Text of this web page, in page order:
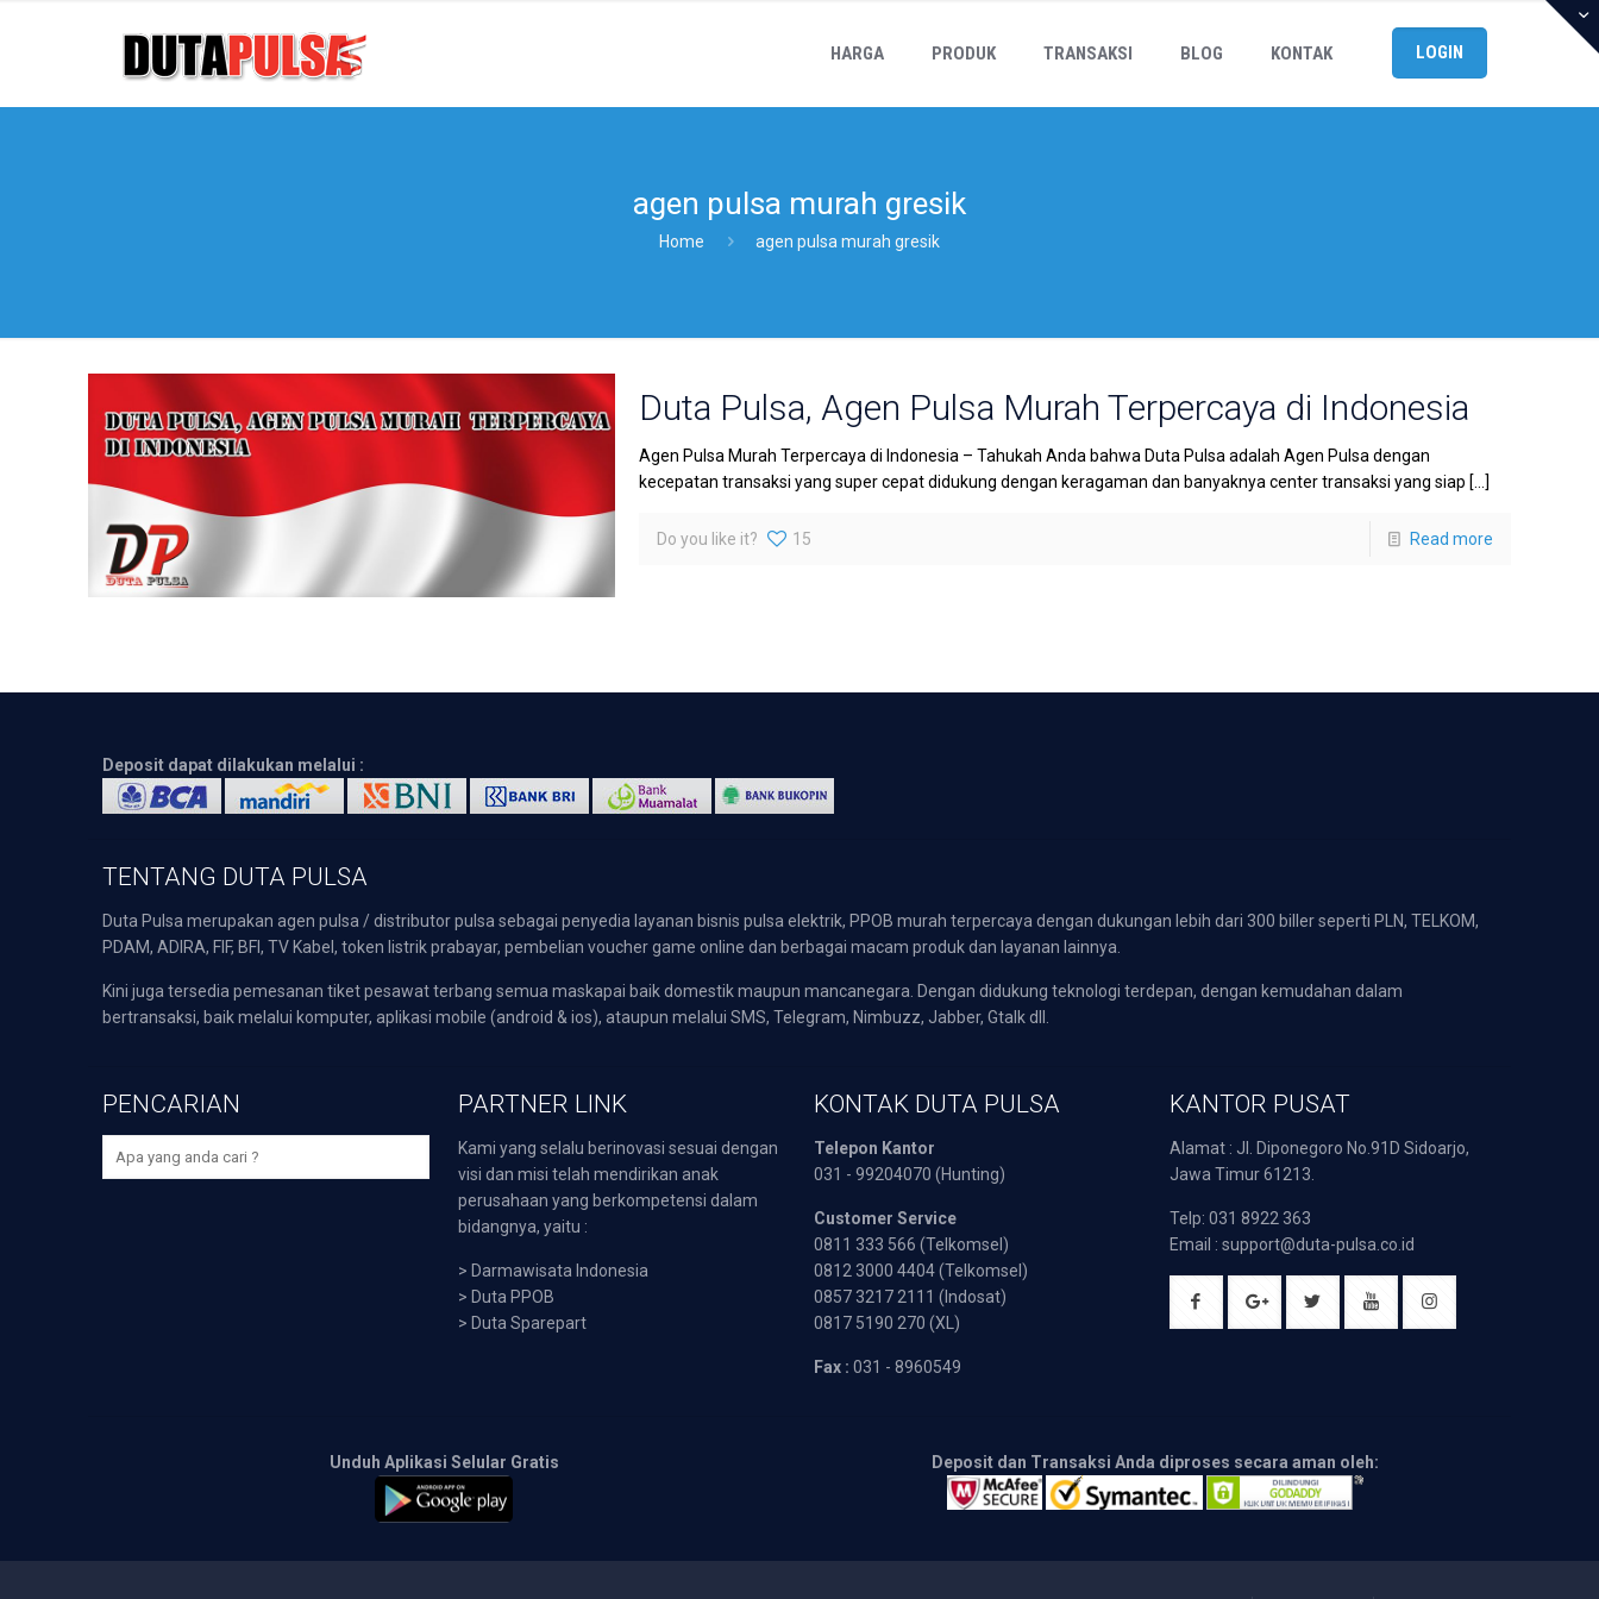
HARGA PRODUK TRANSAKSI BLOG KONTAK LOGIN
agen pulsa murah gresik
Home agen pulsa murah gresik
Duta Pulsa, Agen Pulsa Murah Terpercaya di Indonesia
Agen Pulsa Murah Terpercaya di Indonesia – Tahukah Anda bahwa Duta Pulsa adalah Agen Pulsa dengan
kecepatan transaksi yang super cepat didukung dengan keragaman dan banyaknya center transaksi yang siap […]
Do you like it? 15 Read more
Deposit dapat dilakukan melalui :
TENTANG DUTA PULSA
Duta Pulsa merupakan agen pulsa / distributor pulsa sebagai penyedia layanan bisnis pulsa elektrik, PPOB murah terpercaya dengan dukungan lebih dari 300 biller seperti PLN, TELKOM,
PDAM, ADIRA, FIF, BFI, TV Kabel, token listrik prabayar, pembelian voucher game online dan berbagai macam produk dan layanan lainnya.
Kini juga tersedia pemesanan tiket pesawat terbang semua maskapai baik domestik maupun mancanegara. Dengan didukung teknologi terdepan, dengan kemudahan dalam
bertransaksi, baik melalui komputer, aplikasi mobile (android & ios), ataupun melalui SMS, Telegram, Nimbuzz, Jabber, Gtalk dll.
PENCARIAN PARTNER LINK
Kami yang selalu berinovasi sesuai dengan
visi dan misi telah mendirikan anak
perusahaan yang berkompetensi dalam
bidangnya, yaitu :
> Darmawisata Indonesia
> Duta PPOB
> Duta Sparepart
KONTAK DUTA PULSA
Telepon Kantor
031 - 99204070 (Hunting)
Customer Service
0811 333 566 (Telkomsel)
0812 3000 4404 (Telkomsel)
0857 3217 2111 (Indosat)
0817 5190 270 (XL)
Fax : 031 - 8960549
KANTOR PUSAT
Alamat : Jl. Diponegoro No.91D Sidoarjo,
Jawa Timur 61213.
Telp: 031 8922 363
Email : support@duta-pulsa.co.id
Unduh Aplikasi Selular Gratis Deposit dan Transaksi Anda diproses secara aman oleh: